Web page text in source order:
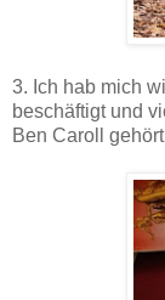
3. Ich hab mich
beschäftigt und
Ben Caroll